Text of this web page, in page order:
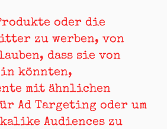
oder die
zu werben, von
dass sie von
könnten,
mit ähnlichen
Ad Targeting oder um
Audiences zu